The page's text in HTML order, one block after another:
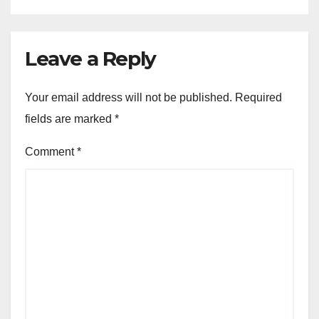
Leave a Reply
Your email address will not be published. Required
fields are marked *
Comment*